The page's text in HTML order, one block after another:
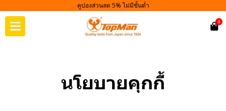
คูปองส่วนลด 5% ไม่มีขั้นต่ำ
0
นโยบายคุกกี้